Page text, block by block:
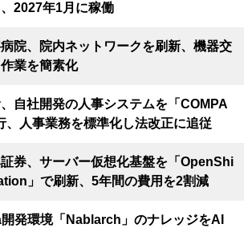
2027年1月に稼働
院、院内ネットワークを刷新、機器交
業を簡素化
自社開発の人事システムを「COMPA
、人事業務を標準化し法改正に追従
券、サーバー仮想化基盤を「OpenShi
」で刷新、5年間の費用を2割減
発環境「Nablarch」のナレッジをAI